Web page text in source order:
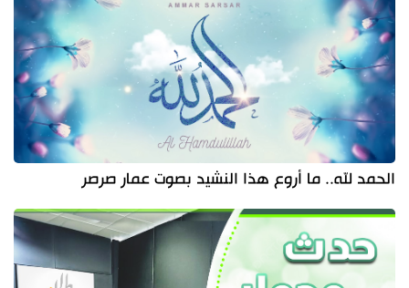
الحمد لله.. ما أروع هذا النشيد بصوت عمار صرصر